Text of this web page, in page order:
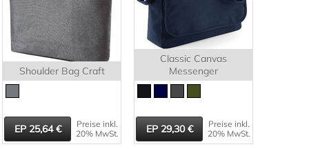
Shoulder Bag Craft
25,64
Preise inkl.
20% MwSt.
Classic Canvas
Messenger
29,30
Preise inkl.
20% MwSt.